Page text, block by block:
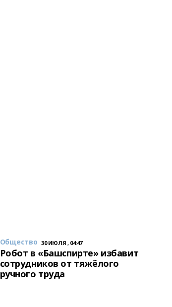
Общество 30 ИЮЛЯ , 04:47
Робот в «Башспирте» избавит
сотрудников от тяжёлого
ручного труда